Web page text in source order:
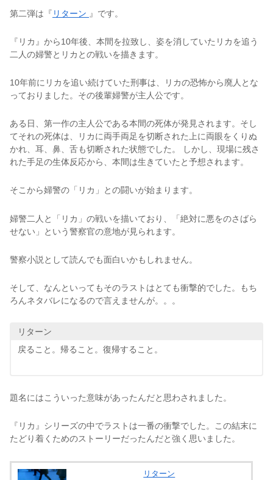
第二弾は『 リターン 』です。
『リカ』から10年後、本間を拉致し、姿を消していたリカを追う
二人の婦警とリカとの戦いを描きます。
10年前にリカを追い続けていた刑事は、リカの恐怖から廃人とな
っておりました。その後輩婦警が主人公です。
ある日、第一作の主人公である本間の死体が発見されます。そし
てそれの死体は、リカに両手両足を切断された上に両眼をくりぬ
かれ、耳、鼻、舌も切断された状態でした。 しかし、現場に残さ
れた手足の生体反応から、本間は生きていたと予想されます。
そこから婦警の「リカ」との闘いが始まります。
婦警二人と「リカ」の戦いを描いており、「絶対に悪をのさばら
せない」という警察官の意地が見られます。
警察小説として読んでも面白いかもしれません。
そして、なんといってもそのラストはとても衝撃的でした。もち
ろんネタバレになるので言えませんが。。。
リターン
戻ること。帰ること。復帰すること。
題名にはこういった意味があったんだと思わされました。
『リカ』シリーズの中でラストは一番の衝撃でした。この結末に
たどり着くためのストーリーだったんだと強く思いました。
リターン